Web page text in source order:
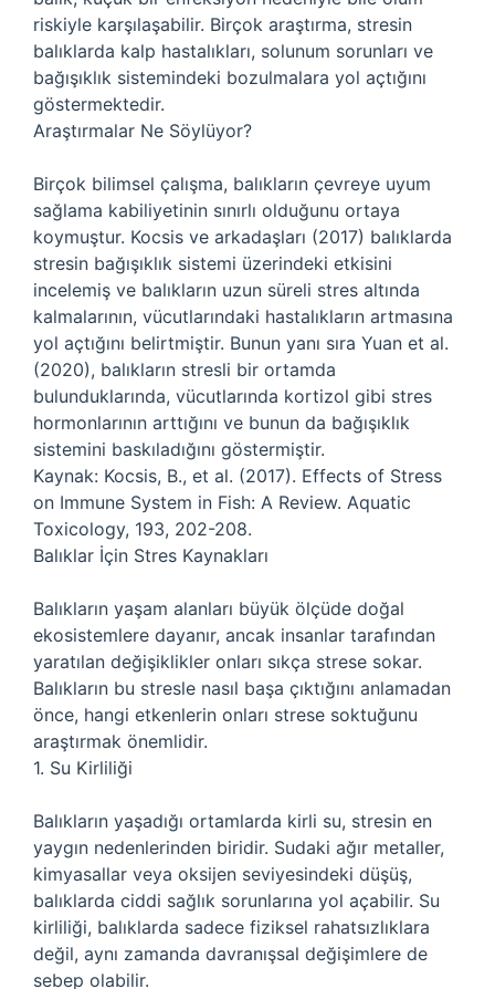
riskiyle karşılaşabilir. Birçok araştırma, stresin
balıklarda kalp hastalıkları, solunum sorunları ve
bağışıklık sistemindeki bozulmalara yol açtığını
göstermektedir.
Araştırmalar Ne Söylüyor?
Birçok bilimsel çalışma, balıkların çevreye uyum
sağlama kabiliyetinin sınırlı olduğunu ortaya
koymuştur. Kocsis ve arkadaşları (2017) balıklarda
stresin bağışıklık sistemi üzerindeki etkisini
incelemiş ve balıkların uzun süreli stres altında
kalmalarının, vücutlarındaki hastalıkların artmasına
yol açtığını belirtmiştir. Bunun yanı sıra Yuan et al.
(2020), balıkların stresli bir ortamda
bulunduklarında, vücutlarında kortizol gibi stres
hormonlarının arttığını ve bunun da bağışıklık
sistemini baskıladığını göstermiştir.
Kaynak: Kocsis, B., et al. (2017). Effects of Stress
on Immune System in Fish: A Review. Aquatic
Toxicology, 193, 202-208.
Balıklar İçin Stres Kaynakları
Balıkların yaşam alanları büyük ölçüde doğal
ekosistemlere dayanır, ancak insanlar tarafından
yaratılan değişiklikler onları sıkça strese sokar.
Balıkların bu stresle nasıl başa çıktığını anlamadan
önce, hangi etkenlerin onları strese soktuğunu
araştırmak önemlidir.
1. Su Kirliliği
Balıkların yaşadığı ortamlarda kirli su, stresin en
yaygın nedenlerinden biridir. Sudaki ağır metaller,
kimyasallar veya oksijen seviyesindeki düşüş,
balıklarda ciddi sağlık sorunlarına yol açabilir. Su
kirliliği, balıklarda sadece fiziksel rahatsızlıklara
değil, aynı zamanda davranışsal değişimlere de
sebep olabilir.